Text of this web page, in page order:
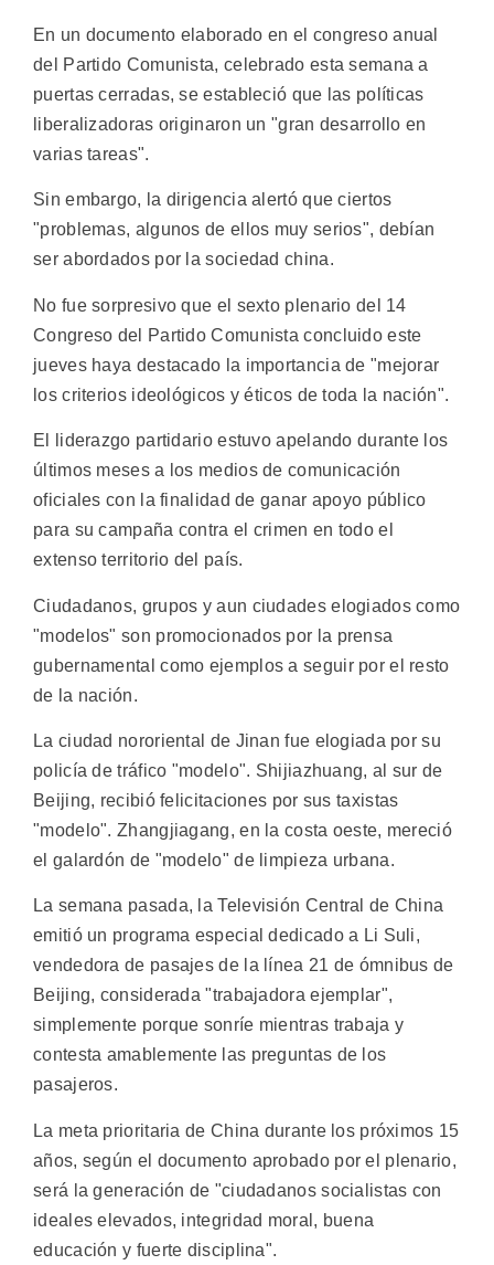
En un documento elaborado en el congreso anual
del Partido Comunista, celebrado esta semana a
puertas cerradas, se estableció que las políticas
liberalizadoras originaron un "gran desarrollo en
varias tareas".
Sin embargo, la dirigencia alertó que ciertos
"problemas, algunos de ellos muy serios", debían
ser abordados por la sociedad china.
No fue sorpresivo que el sexto plenario del 14
Congreso del Partido Comunista concluido este
jueves haya destacado la importancia de "mejorar
los criterios ideológicos y éticos de toda la nación".
El liderazgo partidario estuvo apelando durante los
últimos meses a los medios de comunicación
oficiales con la finalidad de ganar apoyo público
para su campaña contra el crimen en todo el
extenso territorio del país.
Ciudadanos, grupos y aun ciudades elogiados como
"modelos" son promocionados por la prensa
gubernamental como ejemplos a seguir por el resto
de la nación.
La ciudad nororiental de Jinan fue elogiada por su
policía de tráfico "modelo". Shijiazhuang, al sur de
Beijing, recibió felicitaciones por sus taxistas
"modelo". Zhangjiagang, en la costa oeste, mereció
el galardón de "modelo" de limpieza urbana.
La semana pasada, la Televisión Central de China
emitió un programa especial dedicado a Li Suli,
vendedora de pasajes de la línea 21 de ómnibus de
Beijing, considerada "trabajadora ejemplar",
simplemente porque sonríe mientras trabaja y
contesta amablemente las preguntas de los
pasajeros.
La meta prioritaria de China durante los próximos 15
años, según el documento aprobado por el plenario,
será la generación de "ciudadanos socialistas con
ideales elevados, integridad moral, buena
educación y fuerte disciplina".